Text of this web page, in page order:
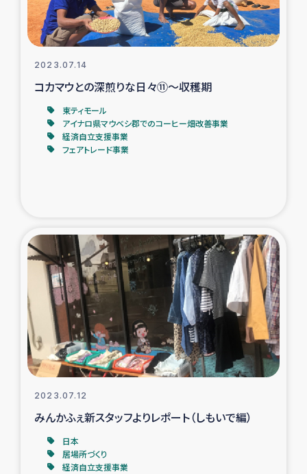
2023.07.14
コカマウとの深煎りな日々⑪～収穫期
東ティモール
アイナロ県マウベシ郡でのコーヒー畑改善事業
経済自立支援事業
フェアトレード事業
2023.07.12
みんかふぇ新スタッフよりレポート（しもいで編）
日本
居場所づくり
経済自立支援事業